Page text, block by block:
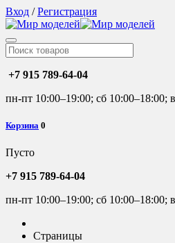
Вход /Регистрация
+7 915 789-64-04
пн-пт 10:00–19:00; сб 10:00–18:00;
Корзина 0
Пусто
+7 915 789-64-04
пн-пт 10:00–19:00; сб 10:00–18:00;
Страницы